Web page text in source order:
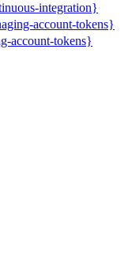
integration}
account-tokens}
account-tokens}